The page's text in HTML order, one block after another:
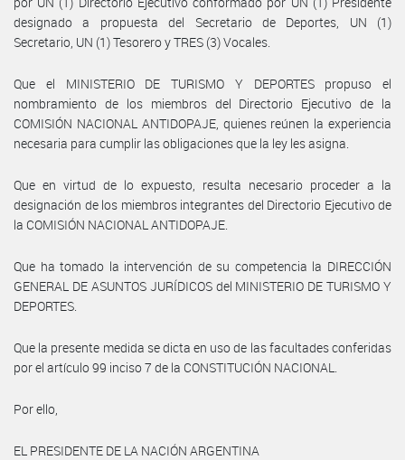
designado a propuesta del Secretario de Deportes, UN (1)
Secretario, UN (1) Tesorero y TRES (3) Vocales.
Que el MINISTERIO DE TURISMO Y DEPORTES propuso el
nombramiento de los miembros del Directorio Ejecutivo de la
COMISIÓN NACIONAL ANTIDOPAJE, quienes reúnen la experiencia
necesaria para cumplir las obligaciones que la ley les asigna.
Que en virtud de lo expuesto, resulta necesario proceder a la
designación de los miembros integrantes del Directorio Ejecutivo de
la COMISIÓN NACIONAL ANTIDOPAJE.
Que ha tomado la intervención de su competencia la DIRECCIÓN
GENERAL DE ASUNTOS JURÍDICOS del MINISTERIO DE TURISMO Y
DEPORTES.
Que la presente medida se dicta en uso de las facultades conferidas
por el artículo 99 inciso 7 de la CONSTITUCIÓN NACIONAL.
Por ello,
EL PRESIDENTE DE LA NACIÓN ARGENTINA